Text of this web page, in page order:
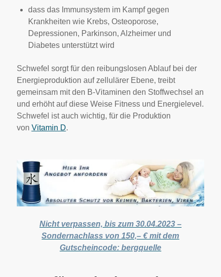
dass das Immunsystem im Kampf gegen
Krankheiten wie Krebs, Osteoporose,
Depressionen, Parkinson, Alzheimer und
Diabetes unterstützt wird
Schwefel sorgt für den reibungslosen Ablauf bei der
Energieproduktion auf zellulärer Ebene, treibt
gemeinsam mit den B-Vitaminen den Stoffwechsel an
und erhöht auf diese Weise Fitness und Energielevel.
Schwefel ist auch wichtig, für die Produktion
von Vitamin D.
Nicht verpassen, bis zum 30.04.2023 –
Sondernachlass von 150,– € mit dem
Gutscheincode: bergquelle